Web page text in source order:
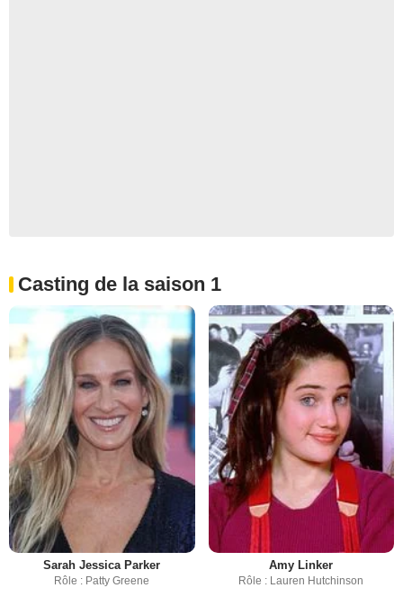
Casting de la saison 1
Sarah Jessica Parker
Rôle : Patty Greene
Amy Linker
Rôle : Lauren Hutchinson